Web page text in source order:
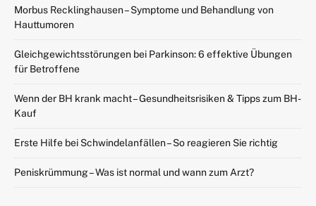
Morbus Recklinghausen – Symptome und Behandlung von
Hauttumoren
Gleichgewichtsstörungen bei Parkinson: 6 effektive Übungen
für Betroffene
Wenn der BH krank macht – Gesundheitsrisiken & Tipps zum BH-
Kauf
Erste Hilfe bei Schwindelanfällen – So reagieren Sie richtig
Peniskrümmung – Was ist normal und wann zum Arzt?